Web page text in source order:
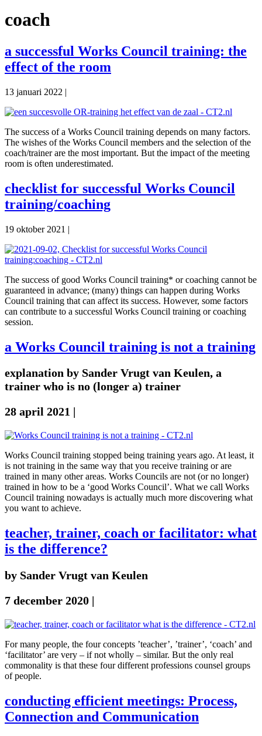
coach
a successful Works Council training: the
effect of the room
13 januari 2022 |
The success of a Works Council training depends on many factors.
The wishes of the Works Council members and the selection of the
coach/trainer are the most important. But the impact of the meeting
room is often underestimated.
checklist for successful Works Council
training/coaching
19 oktober 2021 |
The success of good Works Council training* or coaching cannot be
guaranteed in advance; (many) things can happen during Works
Council training that can affect its success. However, some factors
can contribute to a successful Works Council training or coaching
session.
a Works Council training is not a training
explanation by Sander Vrugt van Keulen, a
trainer who is no (longer a) trainer
28 april 2021 |
Works Council training stopped being training years ago. At least, it
is not training in the same way that you receive training or are
trained in many other areas. Works Councils are not (or no longer)
trained in how to be a ‘good Works Council’. What we call Works
Council training nowadays is actually much more discovering what
you want to achieve.
teacher, trainer, coach or facilitator: what
is the difference?
by Sander Vrugt van Keulen
7 december 2020 |
For many people, the four concepts ’teacher’, ’trainer’, ‘coach’ and
‘facilitator’ are very – if not wholly – similar. But the only real
commonality is that these four different professions counsel groups
of people.
conducting efficient meetings: Process,
Connection and Communication